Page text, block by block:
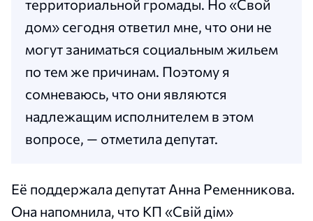
территориальной громады. Но «Свой
дом» сегодня ответил мне, что они не
могут заниматься социальным жильем
по тем же причинам. Поэтому я
сомневаюсь, что они являются
надлежащим исполнителем в этом
вопросе, — отметила депутат.
Её поддержала депутат Анна Ременникова.
Она напомнила, что КП «Свій дім»